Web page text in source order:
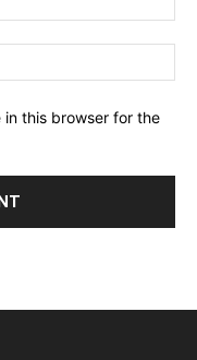
in this browser for the